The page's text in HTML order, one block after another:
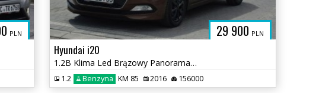
PLN 29 900 PLN
Hyundai i20
1.2B Klima Led Brązowy Panorama 2016r Sprowadzony Opłacony
1.2 Benzyna KM 85 2016 156000